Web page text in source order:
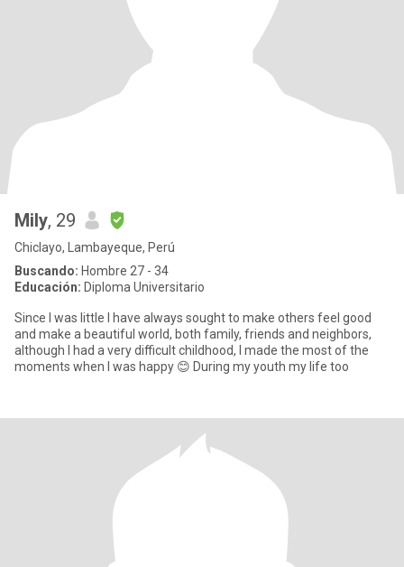
Mily, 29
Chiclayo, Lambayeque, Perú
Buscando: Hombre 27 - 34
Educación: Diploma Universitario
Since I was little I have always sought to make others feel good
and make a beautiful world, both family, friends and neighbors,
although I had a very difficult childhood, I made the most of the
moments when I was happy 😊 During my youth my life too